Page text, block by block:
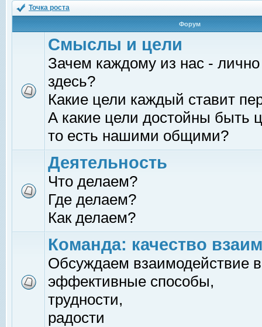
Точка роста
Форум
Смыслы и цели
Зачем каждому из нас -
здесь?
Какие цели каждый ставит
А какие цели достойны быть
то есть нашими общими?
Деятельность
Что делаем?
Где делаем?
Как делаем?
Команда: качество
Обсуждаем взаимодействие
эффективные способы,
трудности,
радости